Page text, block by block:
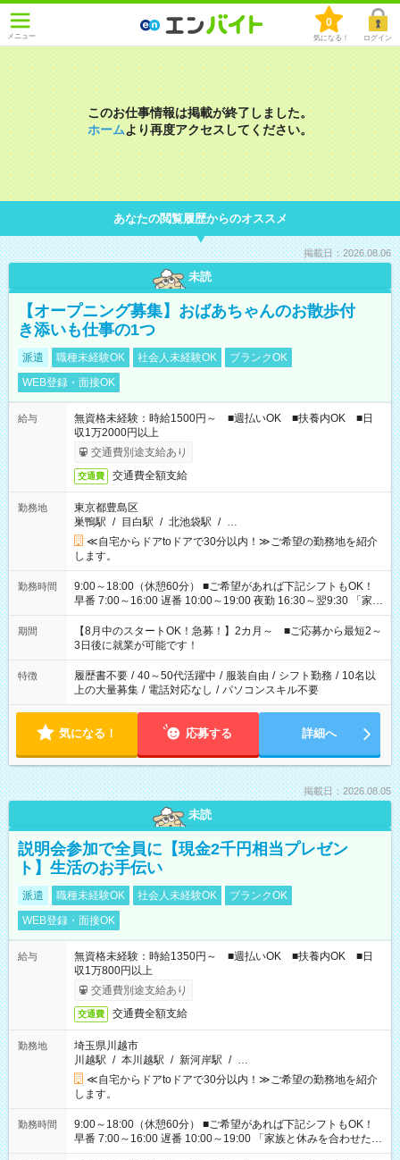
メニュー
0
気になる！ ログイン
このお仕事情報は掲載が終了しました。
ホームより再度アクセスしてください。
あなたの閲覧履歴からのオススメ
掲載日：2026.08.06
未読
【オープニング募集】おばあちゃんのお散歩付
き添いも仕事の1つ
派遣 職種未経験OK 社会人未経験OK
ブランクOK
WEB登録・面接OK
給与
無資格未経験：時給1500円～ ■週払いOK ■扶養内OK ■日
収1万2000円以上
交通費別途支給あり
交通費 交通費全額支給
勤務地
東京都豊島区
巣鴨駅 / 目白駅 / 北池袋駅 / …
≪自宅からドアtoドアで30分以内！≫ご希望の勤務地を紹介
します。
勤務時間
9:00～18:00（休憩60分） ■ご希望があれば下記シフトもOK！
早番 7:00～16:00 遅番 10:00～19:00 夜勤 16:30～翌9:30 「家族
と休みを合わせたい」 「余裕を持って夕飯の準備がしたい」
「できれば残業はしたくない」 など、ご希望を教えてください
ね。 ※Wワーク希望の方へ 今ご覧のお仕事で希望する勤務時間
と、もう1つのお仕事の勤務時間。 合計で週40時間を超える場
合は応募できません。
期間
【8月中のスタートOK！急募！】2カ月～ ■ご応募から最短2～
3日後に就業が可能です！
特徴 履歴書不要 / 40～50代活躍中 / 服装自由 / シフト勤務 / 10名以
上の大量募集 / 電話対応なし / パソコンスキル不要
気になる！ 応募する 詳細へ
掲載日：2026.08.05
未読
説明会参加で全員に【現金2千円相当プレゼン
ト】生活のお手伝い
派遣 職種未経験OK 社会人未経験OK
ブランクOK
WEB登録・面接OK
給与
無資格未経験：時給1350円～ ■週払いOK ■扶養内OK ■日
収1万800円以上
交通費別途支給あり
交通費 交通費全額支給
勤務地
埼玉県川越市
川越駅 / 本川越駅 / 新河岸駅 / …
≪自宅からドアtoドアで30分以内！≫ご希望の勤務地を紹介
します。
勤務時間
9:00～18:00（休憩60分） ■ご希望があれば下記シフトもOK！
早番 7:00～16:00 遅番 10:00～19:00 「家族と休みを合わせた
い」 「余裕を持って夕飯の準備がしたい」 「できれば残業はし